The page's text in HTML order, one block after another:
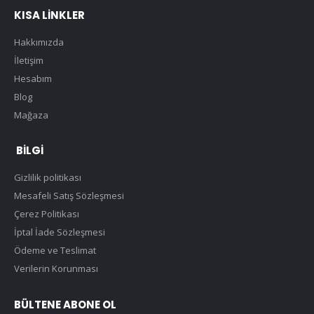
KISA LINKLER
Hakkımızda
İletişim
Hesabım
Blog
Mağaza
BILGI
Gizlilik politikası
Mesafeli Satış Sözleşmesi
Çerez Politikası
İptal İade Sözleşmesi
Ödeme ve Teslimat
Verilerin Korunması
BÜLTENE ABONE OL